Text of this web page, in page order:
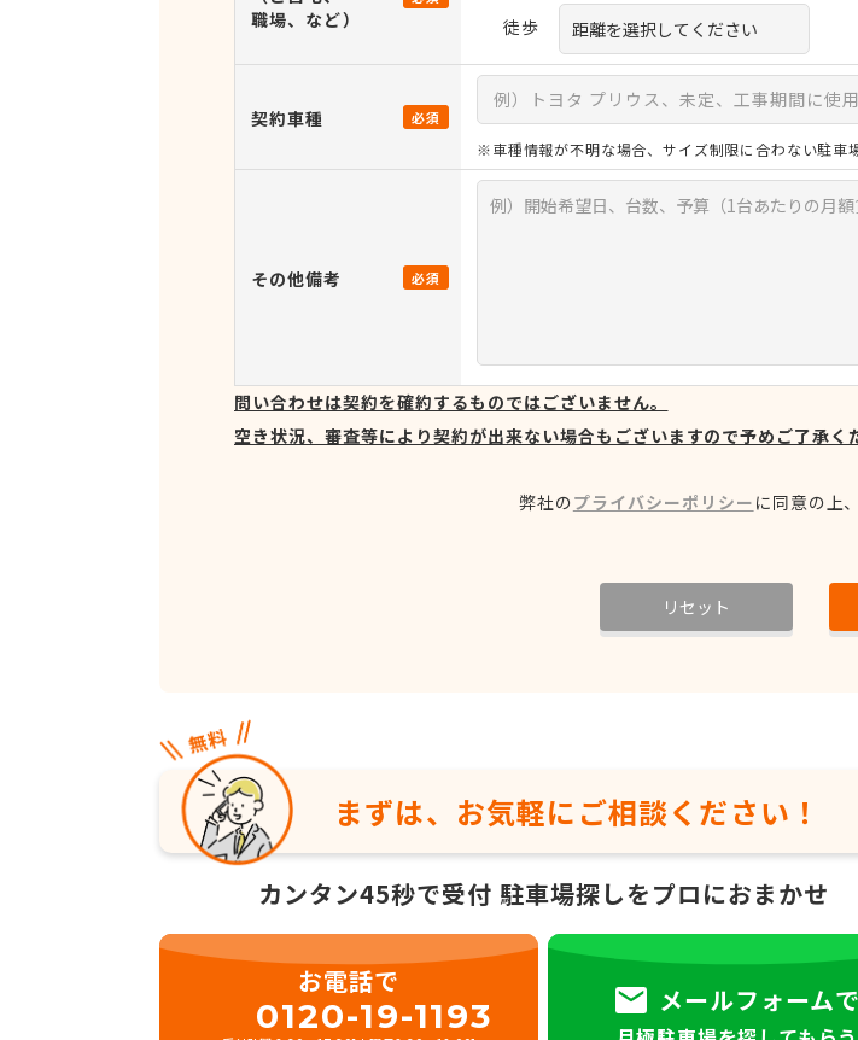
職場、など）
徒歩
契約車種 必須
※車種情報が不明な場合、サイズ制限に合わない駐車
その他備考 必須
問い合わせは契約を確約するものではございません。
空き状況、審査等により契約が出来ない場合もございますので予めご了承く
弊社のプライバシーポリシー に同意の上
リセット
まずは、お気軽に ご相談ください！
カンタン45秒で受付 駐車場探しをプロにおまかせ
お電話で
0120-19-1193 メールフォームで